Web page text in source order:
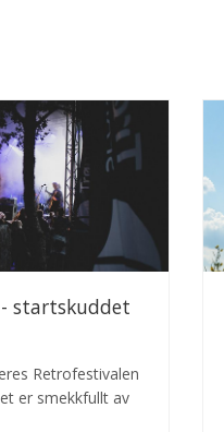
startskuddet
Retrofestivalen
er smekkfullt av